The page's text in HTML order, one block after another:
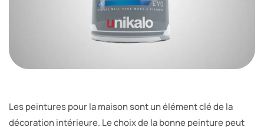
Les peintures pour la maison sont un élément clé de la
décoration intérieure. Le choix de la bonne peinture peut